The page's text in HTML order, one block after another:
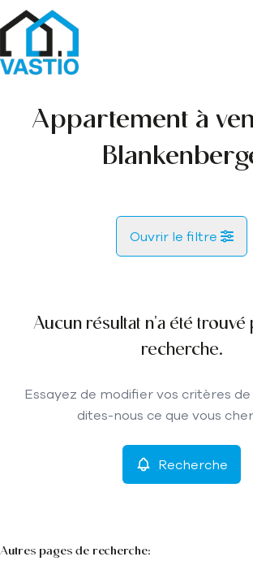
Aller au contenu principal
Appartement à
Ouvrir le filtre
Blankenberge (8370)
Remove
Appartement
Remove
Vue de la carte
Recherche Trier par
Aucun résultat n'a été
recherche.
Essayez de modifier vos critères
dites-nous ce que vous
Recherche
Autres pages de recherche: